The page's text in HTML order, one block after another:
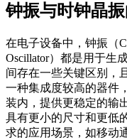
钟振与时钟晶
在电子设备中，钟振（
Oscillator）都是用于生
间存在一些关键区别，
一种集成度较高的器件
装内，提供更稳定的输
具有更小的尺寸和更低
求的应用场景，如移动